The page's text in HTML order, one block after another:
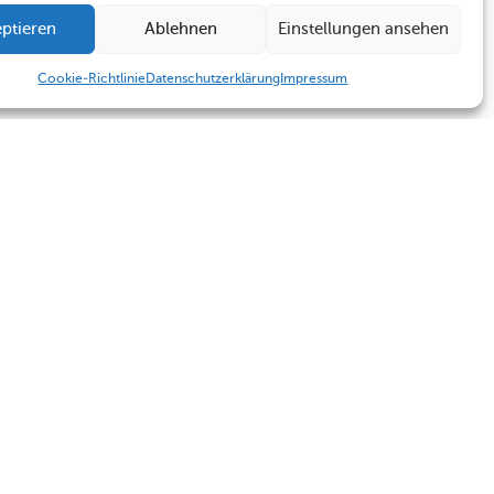
Ablehnen Einstellungen ansehen
Cookie-RichtlinieDatenschutzerklärung Impressum